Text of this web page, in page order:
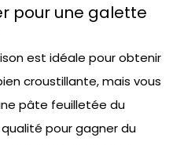
pour une galette
est idéale pour obtenir
croustillante, mais vous
pâte feuilletée du
pour gagner du